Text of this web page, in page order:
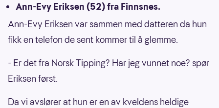
Ann-Evy Eriksen (52) fra Finnsnes.
Ann-Evy Eriksen var sammen med datteren da hun
fikk en telefon de sent kommer til å glemme.
- Er det fra Norsk Tipping? Har jeg vunnet noe? spør
Eriksen først.
Da vi avslører at hun er en av kveldens heldige